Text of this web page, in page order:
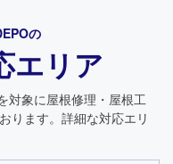
の
エリア
対象に屋根修理・屋根工
ります。詳細な対応エリ